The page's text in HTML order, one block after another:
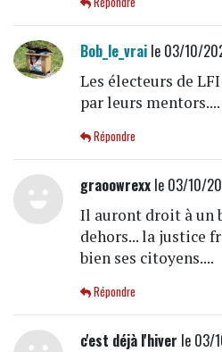
Bob_le_vraile 03/10/
Les électeurs de
par leurs mentors....
Répondre
graoowrexxle 03/10/
Il auront droit à un
dehors... la justice
bien ses citoyens....
Répondre
c'est déjà l'hiver le 03/